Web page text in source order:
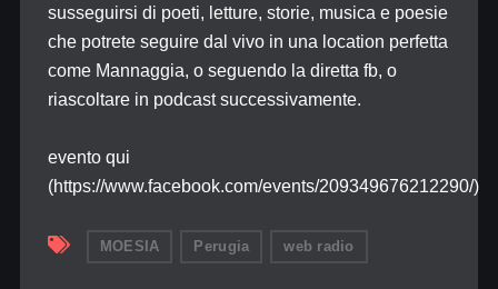
susseguirsi di poeti, letture, storie, musica e poesie
che potrete seguire dal vivo in una location perfetta
come Mannaggia, o seguendo la diretta fb, o
riascoltare in podcast successivamente.
evento qui
(https://www.facebook.com/events/209349676212290/)
MOESIA Perugia web radio